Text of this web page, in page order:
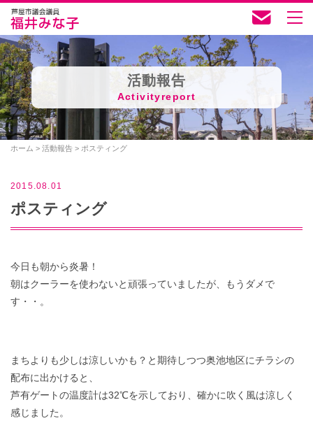
活動報告
Activityreport
ホーム > 活動報告 > ポスティング
2015.08.01
ポスティング
今日も朝から炎暑！
朝はクーラーを使わないと頑張っていましたが、もうダメで
す・・。
まちよりも少しは涼しいかも？と期待しつつ奥池地区にチラシの
配布に出かけると、
芦有ゲートの温度計は32℃を示しており、確かに吹く風は涼しく
感じました。